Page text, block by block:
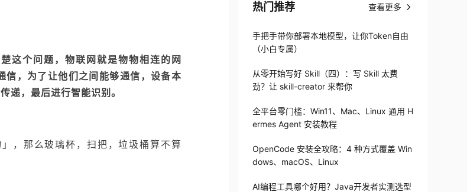
这个问题，物联网就是物物相连的网
信，为了让他们之间能够通信，设备本
递，最后进行智能识别。
，那么玻璃杯，扫把，垃圾桶算不算
热门推荐 查看更多
手把手带你部署本地模型，让你Token自由
（小白专属）
从零开始写好 Skill（四）：写 Skill 太费
劲？让 skill-creator 来帮你
全平台零门槛：Win11、Mac、Linux 通用 H
ermes Agent 安装教程
OpenCode 安装全攻略：4 种方式覆盖 Win
dows、macOS、Linux
AI编程工具哪个好用？Java开发者实测选型